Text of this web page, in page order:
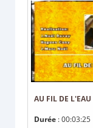
AU FIL DE L'EAU
Durée : 00:03:25